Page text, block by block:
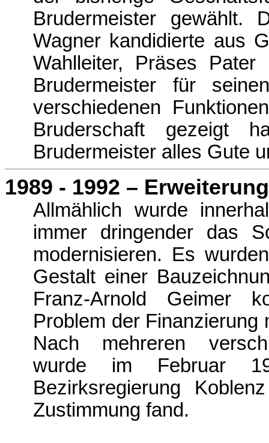
Brudermeister gewählt.
Wagner kandidierte aus
Wahlleiter, Präses Pater
Bruder­meister für
verschiedenen
Bruderschaft gezeigt
Brudermeister alles Gute
1989 - 1992 –
Allmählich wurde
immer dringender das
modernisieren. Es
Gestalt einer
Franz-Arnold Geimer
Problem der
Nach mehreren
wurde im Februar
Bezirksregierung
Zustimmung fand.